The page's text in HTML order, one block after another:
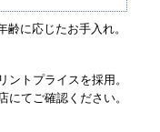
齢に応じたお手入れ。
ントプライスを採用。
にてご確認ください。